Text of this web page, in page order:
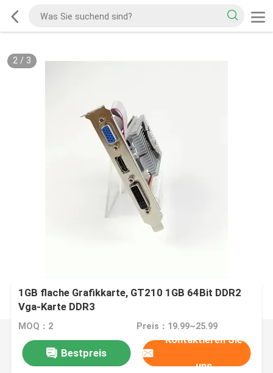
2/ 3
1GB flache Grafikkarte, GT210 1GB 64Bit DDR2
Vga-Karte DDR3
MOQ：2 Preis：19.99~25.99
Bestpreis
Kontaktieren Sie
uns